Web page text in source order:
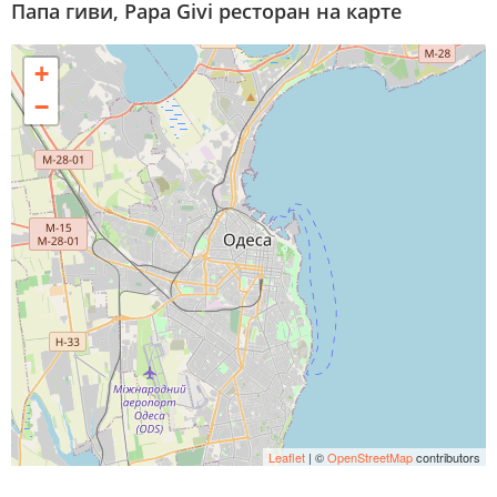
Папа гиви, Papa Givi ресторан на карте
+
−
Leaflet | ©OpenStreetMapcontributors